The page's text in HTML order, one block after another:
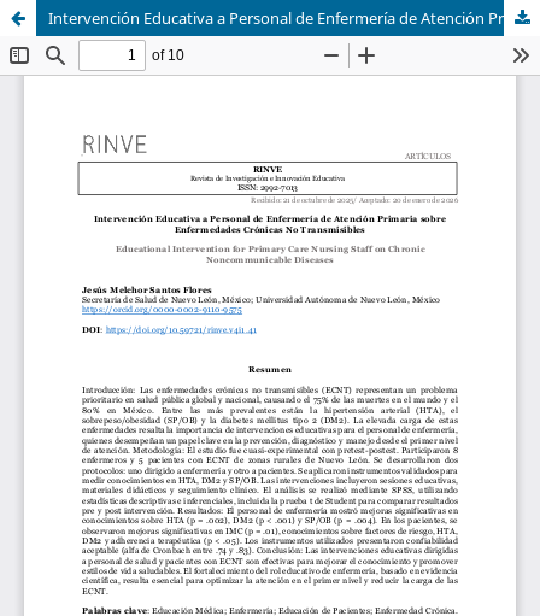
Intervención Educativa a Personal de Enfermería de Atención Primaria sobre Enfermedades Crónicas No Transmisibles